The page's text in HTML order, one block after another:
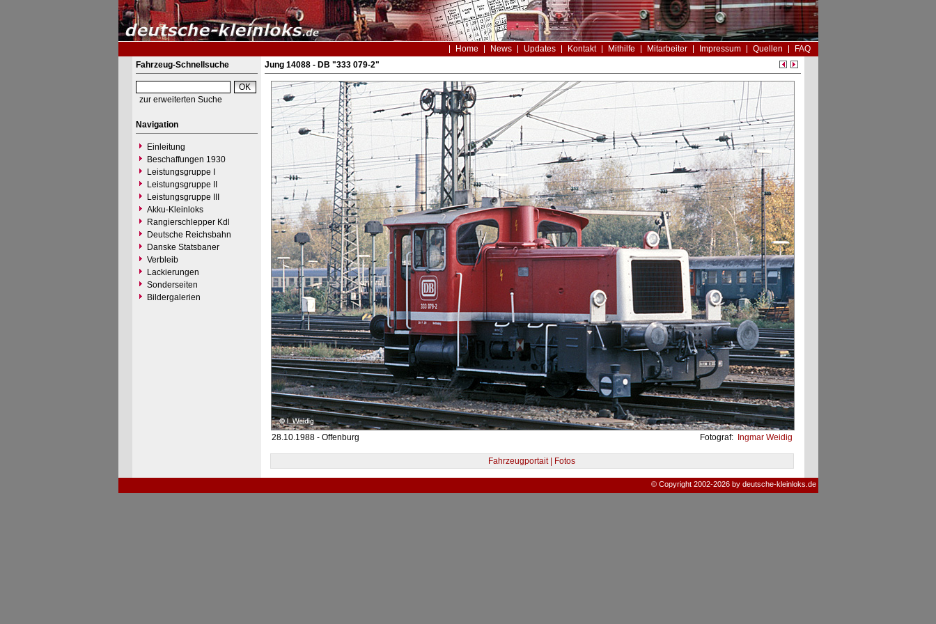
Home News Updates Kontakt Mithilfe Mitarbeiter Impressum Quellen
FAQ
Fahrzeug-Schnellsuche
zur erweiterten Suche
Navigation
Einleitung
Beschaffungen 1930
Leistungsgruppe I
Leistungsgruppe II
Leistungsgruppe III
Akku-Kleinloks
Rangierschlepper Kdl
Deutsche Reichsbahn
Danske Statsbaner
Verbleib
Lackierungen
Sonderseiten
Bildergalerien
Jung 14088 - DB "333 079-2"
28.10.1988 - Offenburg Fotograf: Ingmar Weidig
Fahrzeugportait | Fotos
© Copyright 2002-2026 by deutsche-kleinloks.de